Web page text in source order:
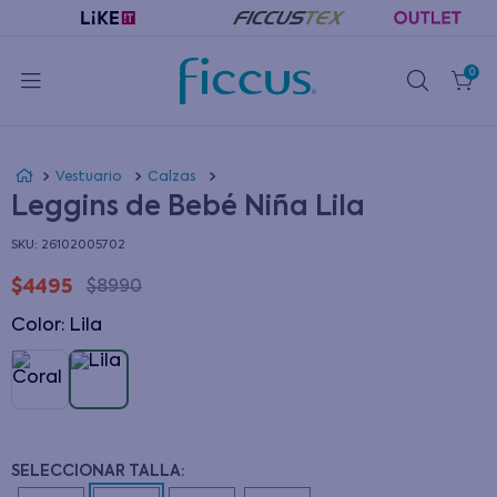
0
Vestuario Calzas
Leggins de Bebé Niña Lila
: 26102005702
$4495 $8990
Color: lila